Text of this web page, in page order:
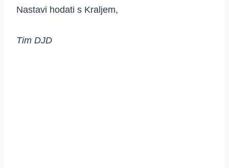
Nastavi hodati s Kraljem,
Tim DJD